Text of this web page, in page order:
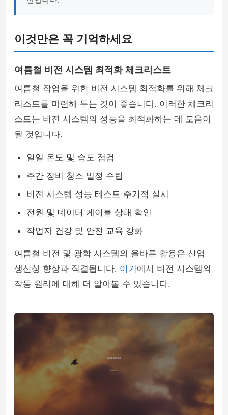
이것만은 꼭 기억하세요
여름철 비전 시스템 최적화 체크리스트
여름철 작업을 위한 비전 시스템 최적화를 위해 체크
리스트를 마련해 두는 것이 좋습니다. 이러한 체크리
스트는 비전 시스템의 성능을 최적화하는 데 도움이
될 것입니다.
일일 온도 및 습도 점검
주간 장비 청소 일정 수립
비전 시스템 성능 테스트 주기적 실시
전원 및 데이터 케이블 상태 확인
작업자 건강 및 안전 교육 강화
여름철 비전 및 광학 시스템의 올바른 활용은 산업
생산성 향상과 직결됩니다. 여기 에서 비전 시스템의
작동 원리에 대해 더 알아볼 수 있습니다.